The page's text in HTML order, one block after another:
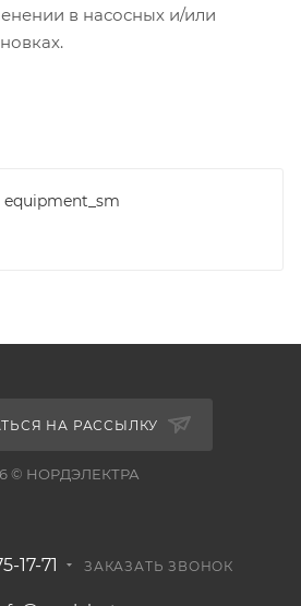
в насосных и/или
НА РАССЫЛКУ
© НОРДЭЛЕКТРА
17-71 ЗАКАЗАТЬ ЗВОНОК